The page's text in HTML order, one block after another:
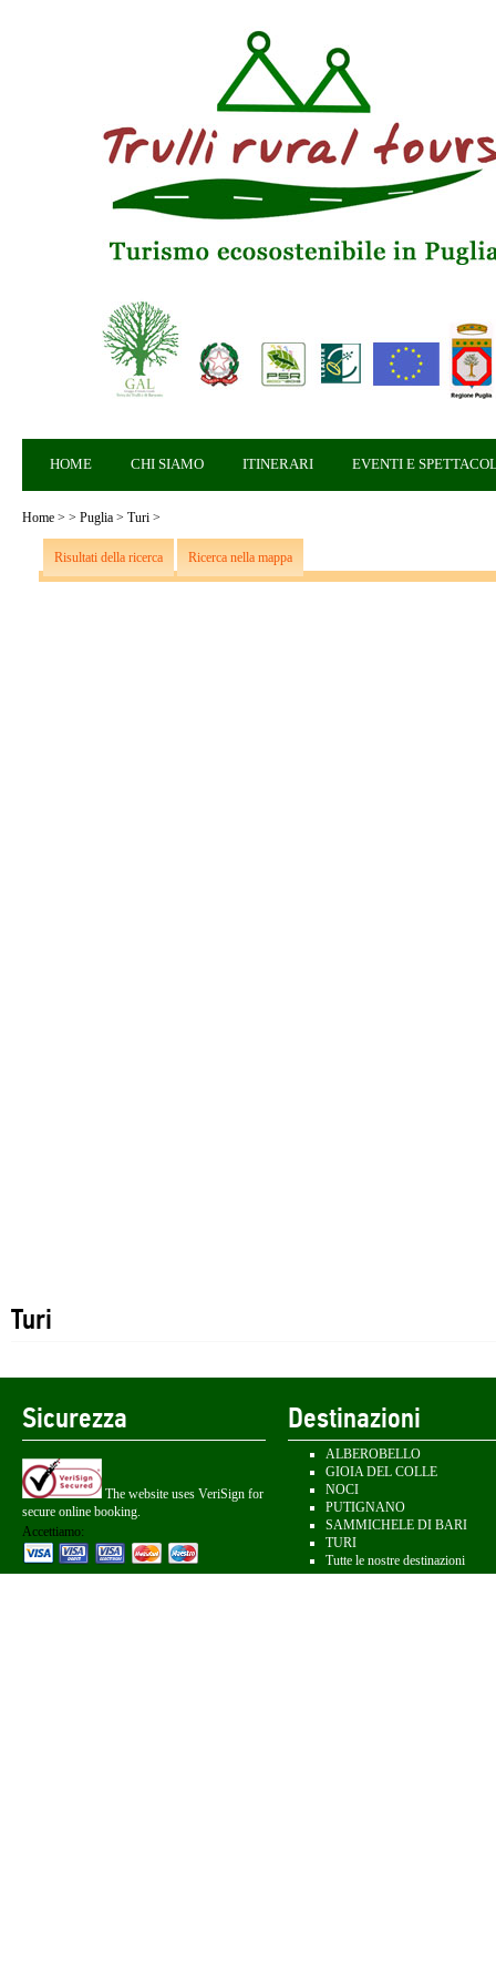
HOME CHI SIAMO ITINERARI EVENTI E
Home > > Puglia > Turi >
Risultati della ricerca Ricerca nella mappa
Turi
Sicurezza
The website uses VeriSign for
secure online booking.
Accettiamo:
Destinazioni
ALBEROBELLO
GIOIA DEL COLLE
NOCI
PUTIGNANO
SAMMICHELE DI BARI
TURI
Tutte le nostre destinazioni